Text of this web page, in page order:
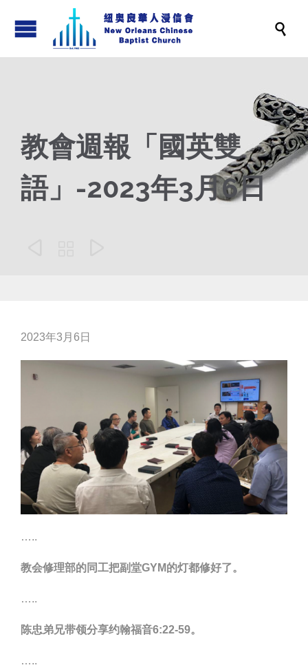

教會週報「國英雙
語」-2023年3月6日
2023年3月6日
…..
教会修理部的同工把副堂GYM的灯都修好了。
…..
陈忠弟兄带领分享约翰福音6:22-59。
…..